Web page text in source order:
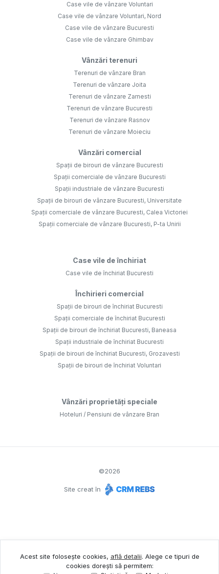
Case vile de vânzare Voluntari
Case vile de vânzare Voluntari, Nord
Case vile de vânzare Bucuresti
Case vile de vânzare Ghimbav
Vânzări terenuri
Terenuri de vânzare Bran
Terenuri de vânzare Joita
Terenuri de vânzare Zarnesti
Terenuri de vânzare Bucuresti
Terenuri de vânzare Rasnov
Terenuri de vânzare Moieciu
Vânzări comercial
Spații de birouri de vânzare Bucuresti
Spații comerciale de vânzare Bucuresti
Spații industriale de vânzare Bucuresti
Spații de birouri de vânzare Bucuresti, Universitate
Spații comerciale de vânzare Bucuresti, Calea Victoriei
Spații comerciale de vânzare Bucuresti, P-ta Unirii
Case vile de închiriat
Case vile de închiriat Bucuresti
Închirieri comercial
Spații de birouri de închiriat Bucuresti
Spații comerciale de închiriat Bucuresti
Spații de birouri de închiriat Bucuresti, Baneasa
Spații industriale de închiriat Bucuresti
Spații de birouri de închiriat Bucuresti, Grozavesti
Spații de birouri de închiriat Voluntari
Vânzări proprietăți speciale
Hoteluri / Pensiuni de vânzare Bran
©2026
Site creat în
Acest site folosește cookies, află detalii. Alege ce tipuri de
cookies dorești să permitem: